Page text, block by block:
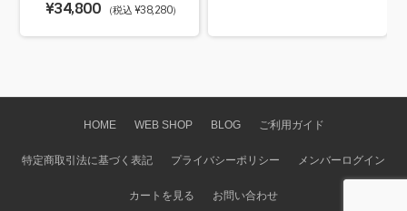
¥34,800 （税込 ¥38,280）
HOME WEB SHOP BLOG ご利用ガイド
特定商取引法に基づく表記 プライバシーポリシー メンバーログイン
カートを見る お問い合わせ